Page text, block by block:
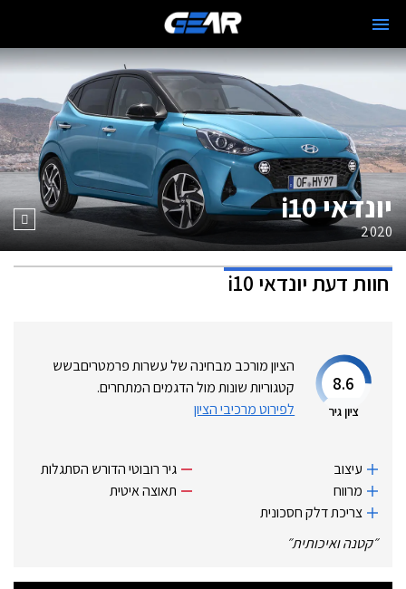
יונדאי i10
2020
חוות דעתיונדאי i10
8.6
ציון גיר
הציון מורכב מבחינה של עשרות פרמטריםבשש
קטגוריות שונות מול הדגמים המתחרים.
לפירוט מרכיבי הציון
עיצוב
מרווח
צריכת דלק חסכונית
גיר רובוטי הדורש הסתגלות
תאוצה איטית
״קטנה ואיכותית״